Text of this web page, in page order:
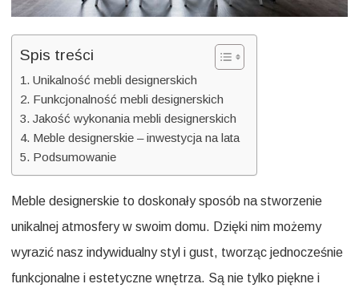
Spis treści
Unikalność mebli designerskich
Funkcjonalność mebli designerskich
Jakość wykonania mebli designerskich
Meble designerskie – inwestycja na lata
Podsumowanie
Meble designerskie to doskonały sposób na stworzenie
unikalnej atmosfery w swoim domu. Dzięki nim możemy
wyrazić nasz indywidualny styl i gust, tworząc jednocześnie
funkcjonalne i estetyczne wnętrza. Są nie tylko piękne i